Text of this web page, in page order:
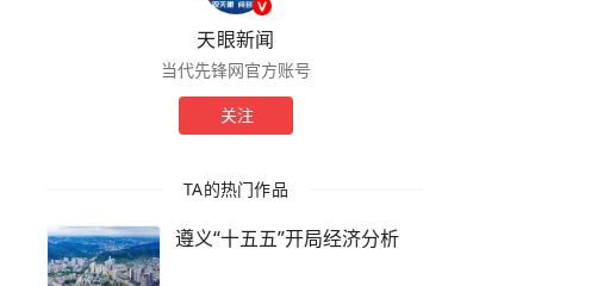
天眼新闻
当代先锋网官方账号
关注
TA的热门作品
遵义“十五五”开局经济分析